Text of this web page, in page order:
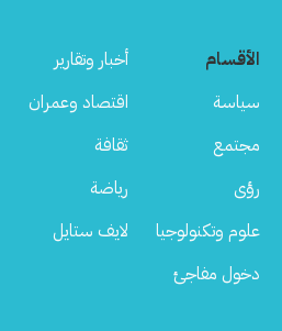
الأقسام
أخبار وتقارير
سياسة
اقتصاد وعمران
مجتمع
ثقافة
رؤى
رياضة
علوم وتكنولوجيا
لايف ستايل
دخول مفاجئ